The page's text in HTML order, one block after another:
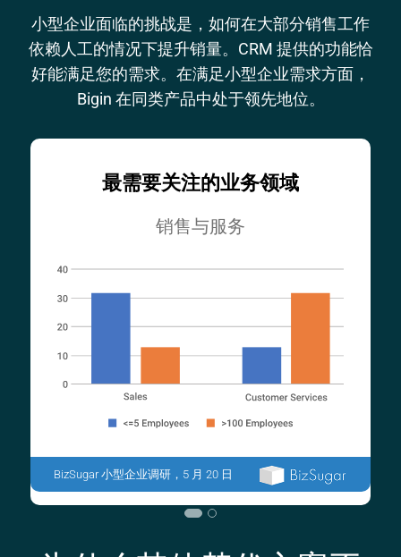
小型企业面临的挑战是，如何在大部分销售工作
依赖人工的情况下提升销量。CRM 提供的功能恰
好能满足您的需求。在满足小型企业需求方面，
Bigin 在同类产品中处于领先地位。
最需要关注的业务领域
销售与服务
BizSugar 小型企业调研，5 月 20 日